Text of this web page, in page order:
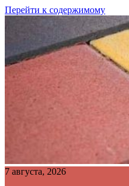
Перейти к содержимому
7 августа, 2026